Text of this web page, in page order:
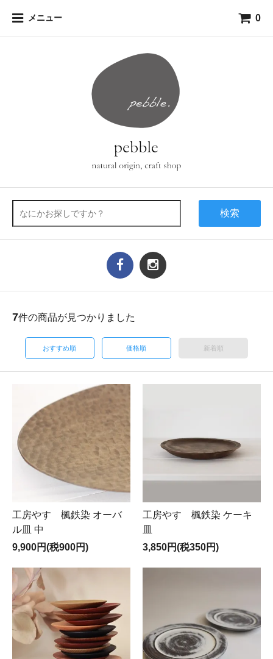
メニュー 0
検索
7件の商品が見つかりました
おすすめ順 価格順 新着順
工房やす 楓鉄染 オーバ
ル皿 中
9,900円(税900円)
工房やす 楓鉄染 ケーキ
皿
3,850円(税350円)